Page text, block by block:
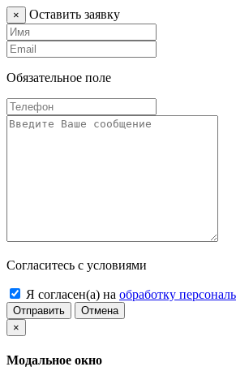
× Оставить заявку
Обязательное поле
Согласитесь с условиями
Я согласен(а) на обработку
Отправить
Отмена
×
Модальное окно